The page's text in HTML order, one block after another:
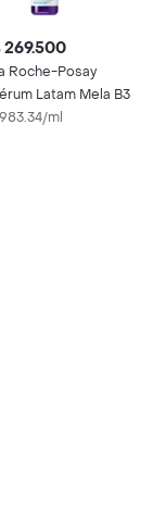
269.500
Roche-Posay
Latam Mela B3
ml